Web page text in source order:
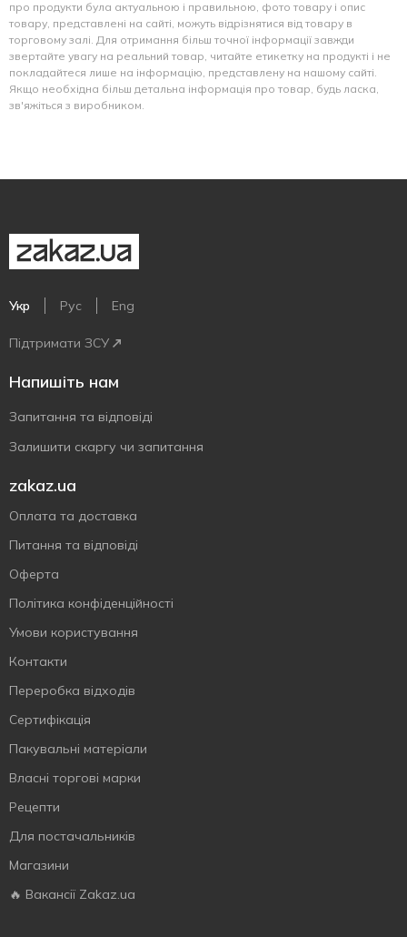
про продукти була актуальною і правильною, фото товару і опис
товару, представлені на сайті, можуть відрізнятися від товару в
торговому залі. Для отримання більш точної інформації завжди
звертайте увагу на реальний товар, читайте етикетку на продукті і не
покладайтеся лише на інформацію, представлену на нашому сайті.
Якщо необхідна більш детальна інформація про товар, будь ласка,
зв'яжіться з виробником.
Укр Рус Eng
Підтримати ЗСУ
Напишіть нам
Запитання та відповіді
Залишити скаргу чи запитання
zakaz.ua
Оплата та доставка
Питання та відповіді
Оферта
Політика конфіденційності
Умови користування
Контакти
Переробка відходів
Сертифiкацiя
Пакувальні матеріали
Власнi торговi марки
Рецепти
Для постачальників
Магазини
🔥 Вакансії Zakaz.ua